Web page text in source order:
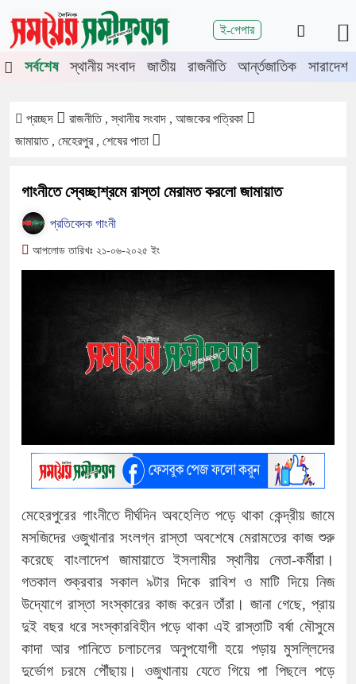
ই-পেপার
শিরোনাম
মেহেরপুরে জামায়াতের গণমিছিল
চুয়াডাঙ্গায় সওজের
সর্বশেষ
স্থানীয় সংবাদ জাতীয় রাজনীতি আর্ন্তজাতিক সারাদেশ
প্রচ্ছদ
রাজনীতি , স্থানীয় সংবাদ , আজকের পত্রিকা
জামায়াত , মেহেরপুর , শেষের পাতা
গাংনীতে স্বেচ্ছাশ্রমে রাস্তা মেরামত করলো জামায়াত
প্রতিবেদক গাংনী
আপলোড তারিখঃ ২১-০৬-২০২৫ ইং
মেহেরপুরের গাংনীতে দীর্ঘদিন অবহেলিত পড়ে থাকা কেন্দ্রীয় জামে
মসজিদের ওজুখানার সংলগ্ন রাস্তা অবশেষে মেরামতের কাজ শুরু
করেছে বাংলাদেশ জামায়াতে ইসলামীর স্থানীয় নেতা-কর্মীরা।
গতকাল শুক্রবার সকাল ৯টার দিকে রাবিশ ও মাটি দিয়ে নিজ
উদ্যোগে রাস্তা সংস্কারের কাজ করেন তাঁরা। জানা গেছে, প্রায়
দুই বছর ধরে সংস্কারবিহীন পড়ে থাকা এই রাস্তাটি বর্ষা মৌসুমে
কাদা আর পানিতে চলাচলের অনুপযোগী হয়ে পড়ায় মুসল্লিদের
দুর্ভোগ চরমে পৌঁছায়। ওজুখানায় যেতে গিয়ে পা পিছলে পড়ে